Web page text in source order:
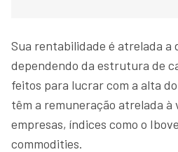
Sua rentabilidade é atrelada a
dependendo da estrutura de
feitos para lucrar com a alta
têm a remuneração atrelada à
empresas, índices como o
commodities.